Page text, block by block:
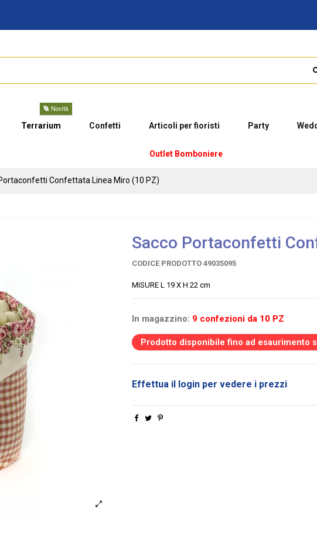
Terrarium
Novità
Confetti Articoli per fioristi Party
Outlet Bomboniere
Confettata Linea Miro (10 PZ)
Sacco Portaconfetti
CODICE PRODOTTO 49035095
MISURE L 19 X H 22 cm
In magazzino: 9 confezioni da 10 PZ
Prodotto disponibile fino ad esaurimento
Effettua il login per vedere i prezzi